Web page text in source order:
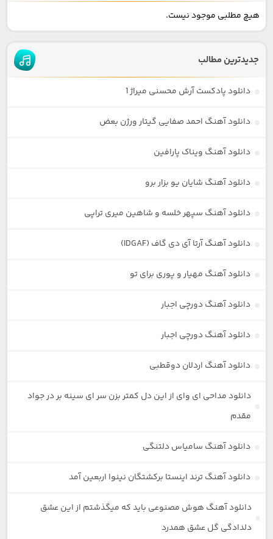
هیچ مطلبی موجود نیست.
جدیدترین مطالب
دانلود پادکست آرش محسنی میراژ 1
دانلود آهنگ احمد صفایی گیتار ورژن بعض
دانلود آهنگ ویناک پارافین
دانلود آهنگ شایان یو بزار برو
دانلود آهنگ سپهر خلسه و شاهین میری تراپی
دانلود آهنگ آرتا آی دی گاف (IDGAF)
دانلود آهنگ مهیار و پوری برای تو
دانلود آهنگ دورچی اجبار
دانلود آهنگ دورچی اجبار
دانلود آهنگ اردلان دوقطبی
دانلود مداحی ای وای از این دل کمتر بزن سر ای سینه بر در جواد
مقدم
دانلود آهنگ سامیاس دلتنگی
دانلود آهنگ ترند اینستا برکشتگان نینوا اربعین آمد
دانلود آهنگ هوش مصنوعی باید که میگذشتم از این عشق
دلدادگی گل عشق همدرد